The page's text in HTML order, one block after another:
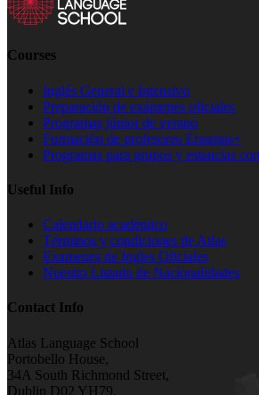
Courses
Inglés General e Intensivo
Preparación de exámenes oficiales
Programas júnior de verano
Formación de profesores Erasmus+
Programas para grupos y estancias
Useful Info
Calendario académico
Términos y condiciones de Atlas
Examenes de Ingles Oficiales
Nuestro Listado de Nacionalidades
Contact Info
Atlas Language School
Portobello House,
34A South Richmond Street,
Dublin D02 YH79,